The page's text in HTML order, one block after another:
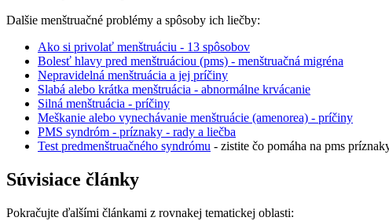
Dalšie menštruačné problémy a spôsoby ich liečby:
Ako si privolať menštruáciu - 13 spôsobov
Bolesť hlavy pred menštruáciou (pms) - menštruačná migréna
Nepravidelná menštruácia a jej príčiny
Slabá alebo krátka menštruácia - abnormálne krvácanie
Silná menštruácia - príčiny
Meškanie alebo vynechávanie menštruácie (amenorea) - príčiny
PMS syndróm - príznaky - rady a liečba
Test predmenštruačného syndrómu - zistite čo pomáha na pms
Súvisiace články
Pokračujte ďalšími článkami z rovnakej tematickej oblasti: